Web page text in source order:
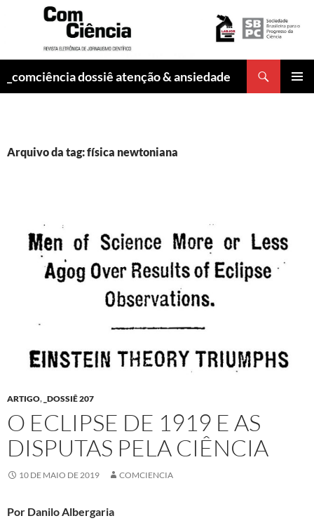
_comciência dossiê atenção & ansiedade
Arquivo da tag: física newtoniana
ARTIGO, _DOSSIÊ 207
O ECLIPSE DE 1919 E AS
DISPUTAS PELA CIÊNCIA
10 DE MAIO DE 2019 COMCIENCIA
Por Danilo Albergaria